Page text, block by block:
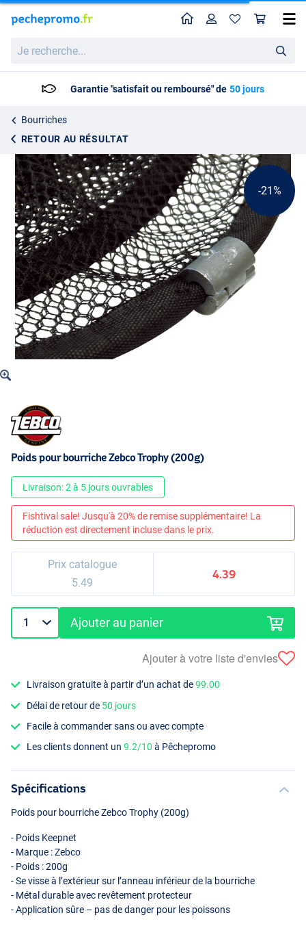
recherche...
HomeProfil
Garantie "satisfait ou remboursé" de 50 jours
Bourriches
RETOUR AU RÉSULTAT
Poids pour bourriche Zebco Trophy (200g)
-21%
Poids pour bourriche Zebco Trophy (200g)
Livraison: 2 à 5 jours ouvrables
Fishtival sale! Jusqu'à 20% de remise supplémentaire! La
réduction est directement incluse dans le prix.
Prix catalogue
5.49
4.39
Ajouter au panier
Ajouter à votre liste d'envies
Livraison gratuite à partir d’un achat de99.00
Délai de retour de 50 jours
Facile à commander sans ou avec compte
Les clients donnent un9.2/10 à Pêchepromo
Spécifications
Poids pour bourriche Zebco Trophy (200g)
- Poids Keepnet
- Marque : Zebco
- Poids : 200g
- Se visse à l’extérieur sur l’anneau inférieur de la bourriche
- Métal durable avec revêtement protecteur
- Application sûre – pas de danger pour les poissons